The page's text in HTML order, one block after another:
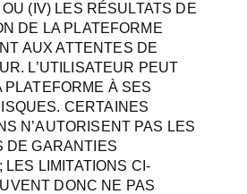
(IV) LES RÉSULTATS DE
DE LA PLATEFORME
AUX ATTENTES DE
L’UTILISATEUR PEUT
PLATEFORME À SES
CERTAINES
N’AUTORISENT PAS LES
DE GARANTIES
LES LIMITATIONS CI-
DONC NE PAS